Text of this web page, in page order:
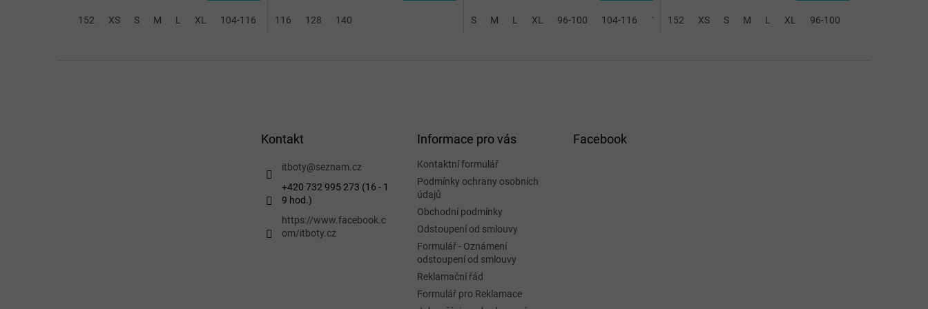
152 XS S M L XL 104-116 128-140 2XL-3XL
z
116 128 140 S M L XL 96-100 104-116 128-140 2XL-3XL
152 XS S M L XL 96-100
Kontakt
itboty@seznam.cz
+420 732 995 273 (16 - 1
9 hod.)
https://www.facebook.c
om/itboty.cz
Informace pro vás
Kontaktní formulář
Podmínky ochrany osobních
údajů
Obchodní podmínky
Odstoupení od smlouvy
Formulář - Oznámení
odstoupení od smlouvy
Reklamační řád
Formulář pro Reklamace
Facebook